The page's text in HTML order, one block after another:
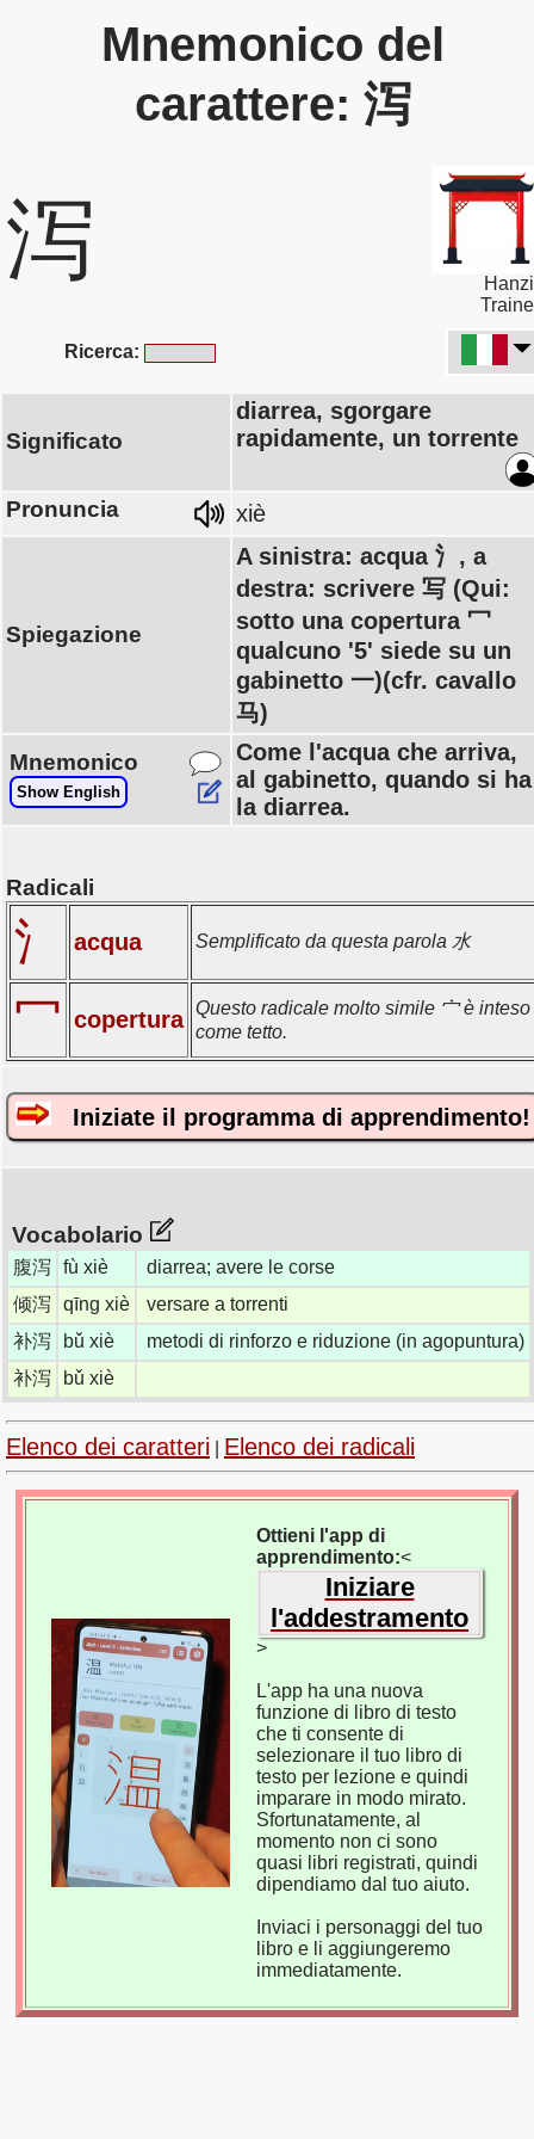
Mnemonico del
carattere: 泻
泻
Ricerca:
Significato
diarrea, sgorgare
rapidamente, un torrente
Pronuncia xiè
Spiegazione
A sinistra: acqua 氵, a
destra: scrivere 写 (Qui:
sotto una copertura 冖
qualcuno '5' siede su un
gabinetto 一)(cfr. cavallo
马)
Mnemonico
Show English
Come l'acqua che arriva,
al gabinetto, quando si ha
la diarrea.
Radicali
氵 acqua Semplificato da questa parola 水
冖 copertura Questo radicale molto simile 宀 è inteso
come tetto.
Iniziate il programma di apprendimento!
Vocabolario
腹泻 fù xiè
diarrea; avere le corse
倾泻 qīng xiè
versare a torrenti
补泻
bǔ xiè
metodi di rinforzo e riduzione (in agopuntura)
补泻
bǔ xiè
Elenco dei caratteri Elenco dei radicali
Ottieni l'app di
apprendimento:<
Iniziare
l'addestramento
>
L'app ha una nuova
funzione di libro di testo
che ti consente di
selezionare il tuo libro di
testo per lezione e quindi
imparare in modo mirato.
Sfortunatamente, al
momento non ci sono
quasi libri registrati, quindi
dipendiamo dal tuo aiuto.
Inviaci i personaggi del tuo
libro e li aggiungeremo
immediatamente.